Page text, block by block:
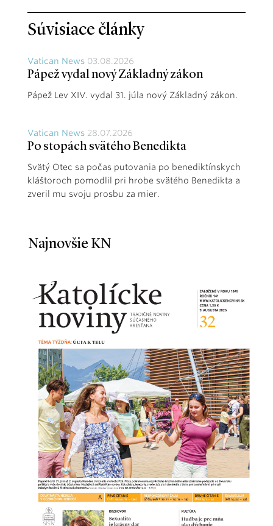
Súvisiace články
Vatican News 03.08.2026
Pápež vydal nový Základný zákon
Pápež Lev XIV. vydal 31. júla nový Základný zákon.
Vatican News 28.07.2026
Po stopách svätého Benedikta
Svätý Otec sa počas putovania po benediktínskych
kláštoroch pomodlil pri hrobe svätého Benedikta a
zveril mu svoju prosbu za mier.
Najnovšie KN